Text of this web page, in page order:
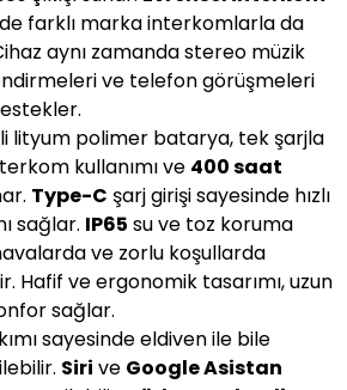
farklı marka interkomlarla da
aynı zamanda stereo müzik
ve telefon görüşmeleri
lityum polimer batarya, tek şarjla
kullanımı ve 400 saat
Type-C şarj girişi sayesinde hızlı
sağlar. IP65 su ve toz koruma
ve zorlu koşullarda
Hafif ve ergonomik tasarımı, uzun
sağlar.
sayesinde eldiven ile bile
Siri ve Google Asistan